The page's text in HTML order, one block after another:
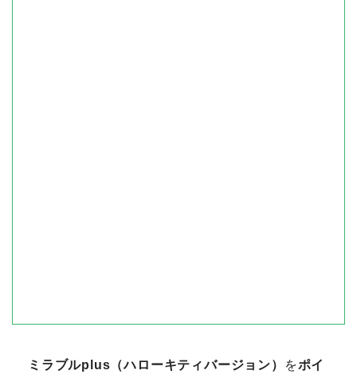
ミラブルplus（ハローキティバージョン） をポイ